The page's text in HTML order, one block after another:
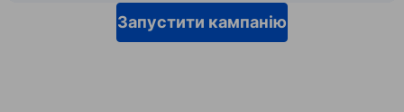
Запустити кампанію